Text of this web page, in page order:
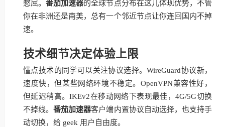
憋屈。番茄加速器的全球节点分布在这儿体现优势，不管
你在非洲还是南美，总有一个邻近节点让你连回国内不掉
速。
技术细节决定体验上限
懂点技术的同学可以关注协议选择。WireGuard协议新，
速度快，但某些网络环境不稳定。OpenVPN兼容性好，
但延迟稍高。IKEv2在移动网络下表现最佳，4G/5G切换
不掉线。番茄加速器客户端内置协议自动选择，也支持手
动切换，给 geek 用户自由度。